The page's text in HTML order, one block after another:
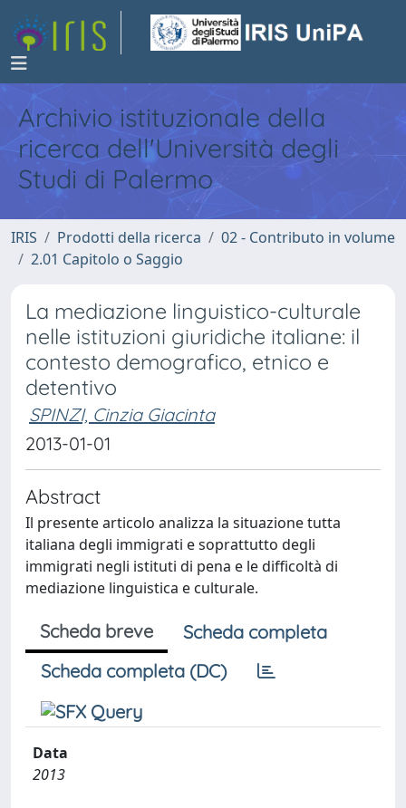
Archivio istituzionale della
ricerca dell'Università degli
Studi di Palermo
IRIS Prodotti della ricerca
02 - Contributo in volume
2.01 Capitolo o Saggio
La mediazione linguistico-culturale
nelle istituzioni giuridiche italiane: il
contesto demografico, etnico e
detentivo
SPINZI, Cinzia Giacinta
2013-01-01
Abstract
Il presente articolo analizza la situazione tutta
italiana degli immigrati e soprattutto degli
immigrati negli istituti di pena e le difficoltà di
mediazione linguistica e culturale.
Scheda breve
Scheda completa
Scheda completa (DC)
Data
2013